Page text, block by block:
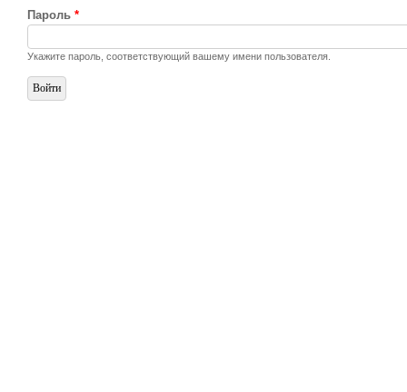
Пароль *
Укажите пароль, соответствующий вашему имени пользователя.